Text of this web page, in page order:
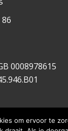
0008978615
om ervoor te